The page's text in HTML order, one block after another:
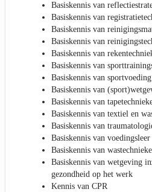
Basiskennis van
Basiskennis van
Basiskennis van
Basiskennis van
Basiskennis van
Basiskennis van
Basiskennis van sportvoeding
Basiskennis van
Basiskennis van
Basiskennis van textiel en
Basiskennis van
Basiskennis van voedingsleer
Basiskennis van
Basiskennis van wetgeving
gezondheid op het werk
Kennis van CPR